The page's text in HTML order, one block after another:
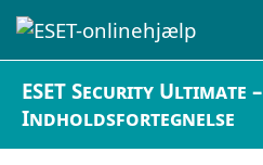
ESET Security Ultimate –
Indholdsfortegnelse